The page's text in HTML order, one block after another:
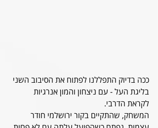
ככה בדיוק התפללנו לפתוח את הסיבוב השני
בליגת העל - עם ניצחון והמון אנרגיות
לקראת הדרבי.
המשחק, שהתקיים בקור ירושלמי חודר